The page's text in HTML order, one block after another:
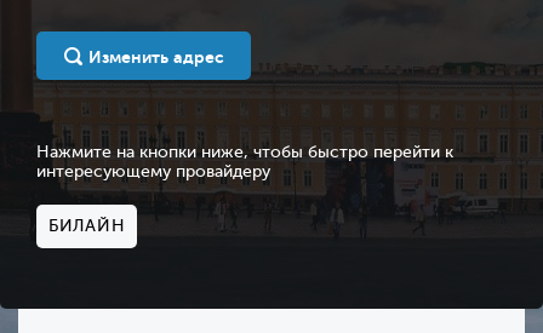
Изменить адрес
Нажмите на кнопки ниже, чтобы быстро перейти к
интересующему провайдеру
БИЛАЙН